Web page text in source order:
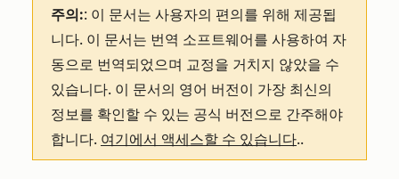
주의:: 이 문서는 사용자의 편의를 위해 제공됩
니다. 이 문서는 번역 소프트웨어를 사용하여 자
동으로 번역되었으며 교정을 거치지 않았을 수
있습니다. 이 문서의 영어 버전이 가장 최신의
정보를 확인할 수 있는 공식 버전으로 간주해야
합니다. 여기에서 액세스할 수 있습니다..